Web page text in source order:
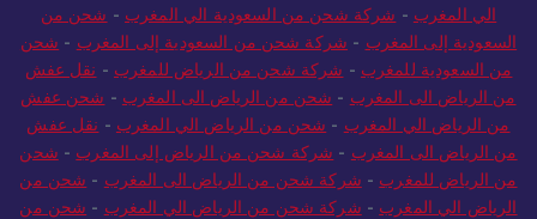
الي المغرب - شركة شحن من السعودية الي المغرب - شحن من
السعودية إلى المغرب - شركة شحن من السعودية إلى المغرب - شحن
من السعودية للمغرب - شركة شحن من الرياض للمغرب - نقل عفش
من الرياض الى المغرب - شحن من الرياض الى المغرب - شحن عفش
من الرياض الي المغرب - شحن من الرياض الي المغرب - نقل عفش
من الرياض الى المغرب - شركة شحن من الرياض إلى المغرب - شحن
من الرياض للمغرب - شركة شحن من الرياض الى المغرب - شحن من
الرياض الي المغرب - شركة شحن من الرياض الي المغرب - شحن من